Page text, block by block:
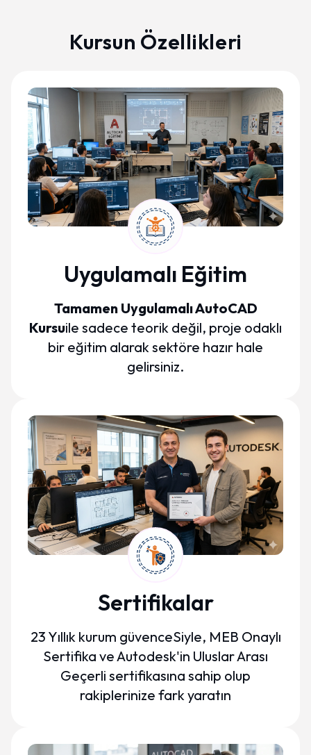
Kursun Özellikleri
Uygulamalı Eğitim
Tamamen Uygulamalı AutoCAD
Kursuile sadece teorik değil, proje odaklı
bir eğitim alarak sektöre hazır hale
gelirsiniz.
Sertifikalar
23 Yıllık kurum güvenceSiyle, MEB Onaylı
Sertifika ve Autodesk'in Uluslar Arası
Geçerli sertifikasına sahip olup
rakiplerinize fark yaratın